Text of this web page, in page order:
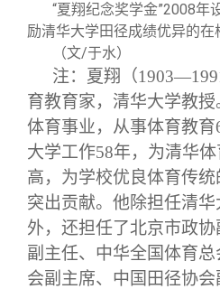
新媒体平台
青春风采
校友文苑
校友讲坛
校友视界
信息化服务
三创大赛
实用信息
总会简介
会长致辞
总会章程
理事会名单
关闭
“夏翔纪念奖学金”2008年
励清华大学田径成绩优异的在
（文/于水）
注：夏翔（
育教育家，清华大学教
体育事业，从事体育教
大学工作58年，为清华
高，为学校优良体育传
突出贡献。他除担任清
外，还担任了北京市政
副主任、中华全国体育
会副主席、中国田径协